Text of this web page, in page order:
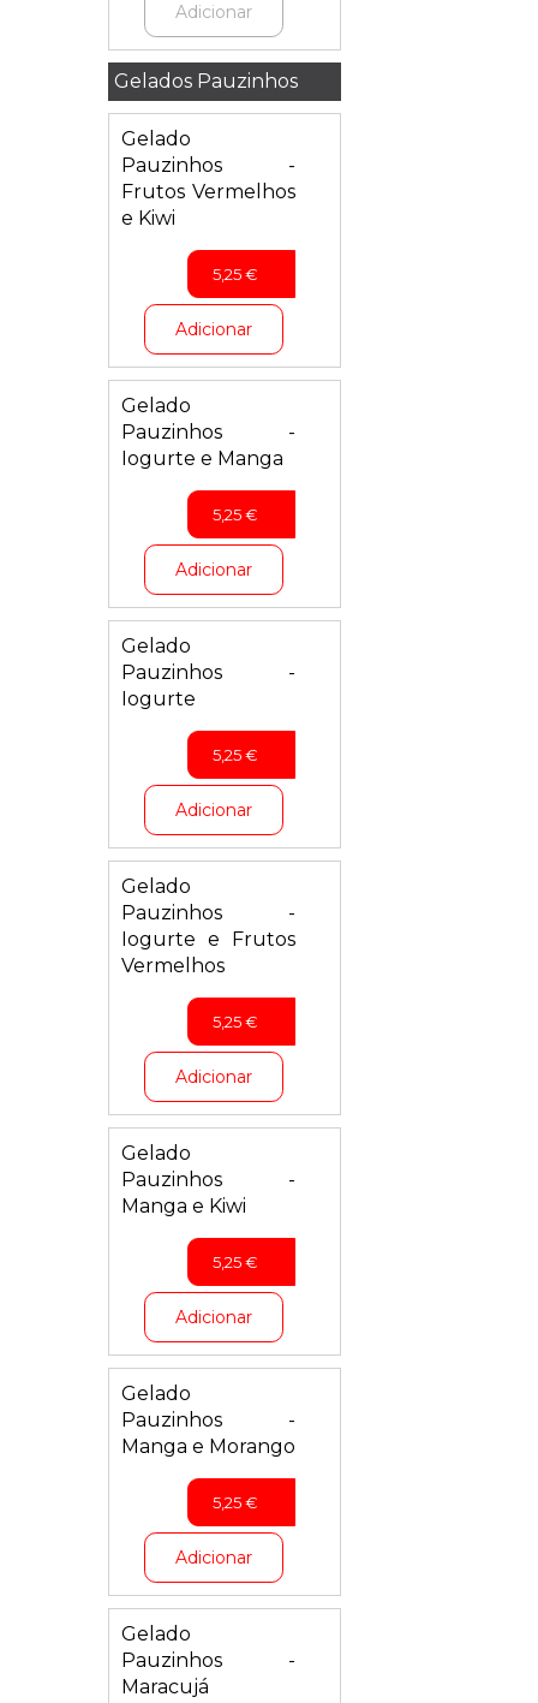
Adicionar
Gelados Pauzinhos
Gelado
Pauzinhos -
Frutos Vermelhos
e Kiwi
5,25€
Adicionar
Gelado
Pauzinhos -
Iogurte e Manga
5,25€
Adicionar
Gelado
Pauzinhos -
Iogurte
5,25€
Adicionar
Gelado
Pauzinhos -
Iogurte e Frutos
Vermelhos
5,25€
Adicionar
Gelado
Pauzinhos -
Manga e Kiwi
5,25€
Adicionar
Gelado
Pauzinhos -
Manga e Morango
5,25€
Adicionar
Gelado
Pauzinhos -
Maracujá